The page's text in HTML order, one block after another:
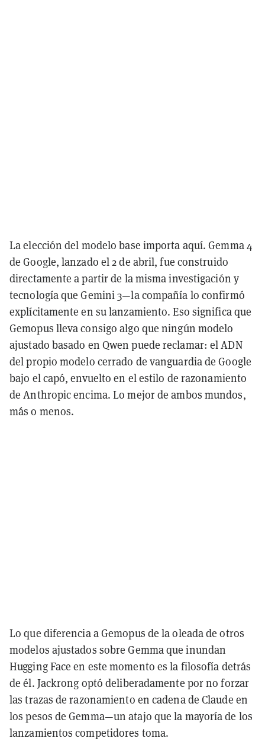
La elección del modelo base importa aquí. Gemma 4
de Google, lanzado el 2 de abril, fue construido
directamente a partir de la misma investigación y
tecnología que Gemini 3—la compañía lo confirmó
explícitamente en su lanzamiento. Eso significa que
Gemopus lleva consigo algo que ningún modelo
ajustado basado en Qwen puede reclamar: el ADN
del propio modelo cerrado de vanguardia de Google
bajo el capó, envuelto en el estilo de razonamiento
de Anthropic encima. Lo mejor de ambos mundos,
más o menos.
Lo que diferencia a Gemopus de la oleada de otros
modelos ajustados sobre Gemma que inundan
Hugging Face en este momento es la filosofía detrás
de él. Jackrong optó deliberadamente por no forzar
las trazas de razonamiento en cadena de Claude en
los pesos de Gemma—un atajo que la mayoría de los
lanzamientos competidores toma.